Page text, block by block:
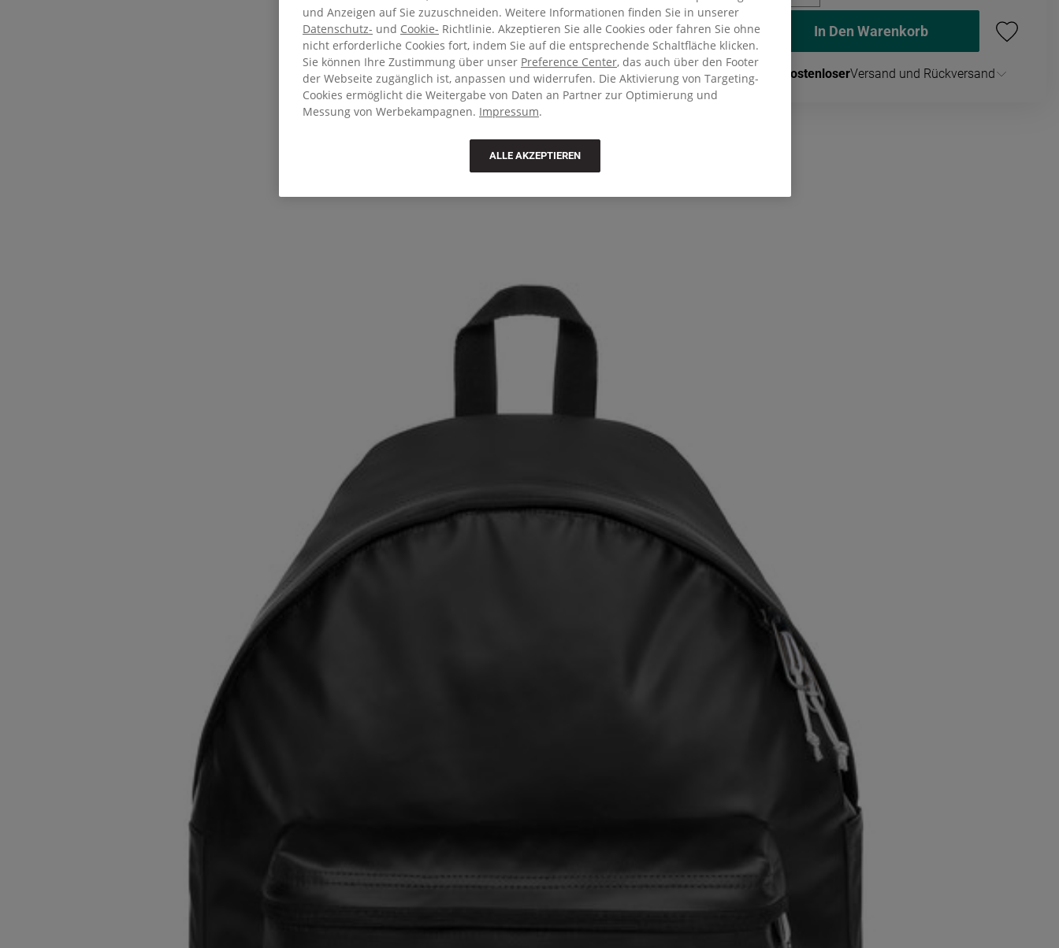
In Den Warenkorb
KostenloserVersand und Rückversand
und Anzeigen auf Sie zuzuschneiden. Weitere Informationen finden Sie in unserer
Datenschutz- und Cookie- Richtlinie. Akzeptieren Sie alle Cookies oder fahren Sie ohne
nicht erforderliche Cookies fort, indem Sie auf die entsprechende Schaltfläche klicken.
Sie können Ihre Zustimmung über unser Preference Center, das auch über den Footer
der Webseite zugänglich ist, anpassen und widerrufen. Die Aktivierung von Targeting-
Cookies ermöglicht die Weitergabe von Daten an Partner zur Optimierung und
Messung von Werbekampagnen. Impressum.
ALLE AKZEPTIEREN